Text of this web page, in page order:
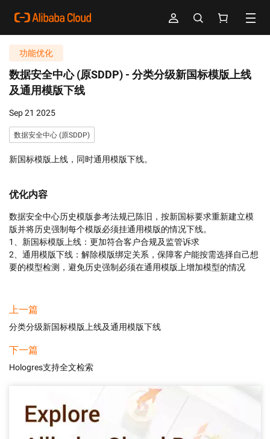
功能优化
数据安全中心 (原SDDP) - 分类分级新国标模版上线
及通用模版下线
Sep 21 2025
数据安全中心 (原SDDP)
新国标模版上线，同时通用模版下线。
优化内容
数据安全中心历史模版参考法规已陈旧，按新国标要求重新建立模
版并将历史强制每个模版必须挂通用模版的情况下线。
1、新国标模版上线：更加符合客户合规及监管诉求
2、通用模版下线：解除模版绑定关系，保障客户能按需选择自己想
要的模型检测，避免历史强制必须在通用模版上增加模型的情况
上一篇
分类分级新国标模版上线及通用模版下线
下一篇
Hologres支持全文检索